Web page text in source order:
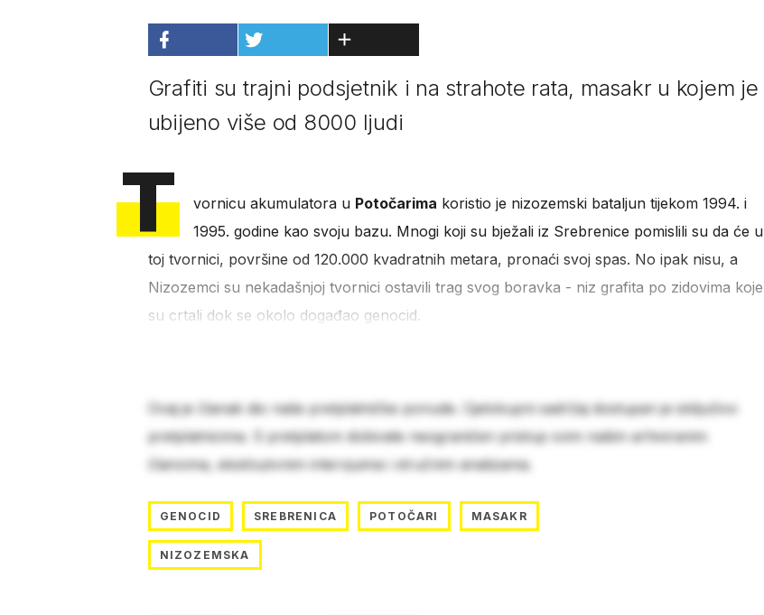
Grafiti su trajni podsjetnik i na strahote rata, masakr u kojem je
ubijeno više od 8000 ljudi
T vornicu akumulatora u Potočarima koristio je nizozemski bataljun tijekom 1994. i
1995. godine kao svoju bazu. Mnogi koji su bježali iz Srebrenice pomislili su da će u
toj tvornici, površine od 120.000 kvadratnih metara, pronaći svoj spas. No ipak nisu, a
Nizozemci su nekadašnjoj tvornici ostavili trag svog boravka - niz grafita po zidovima koje
su crtali dok se okolo događao genocid.
Ovaj je članak dio naše pretplatničke ponude. Cjelokupni sadržaj dostupan je isključivo
pretplatnicima. S pretplatom dobivate neograničen pristup svim našim arhiviranim
člancima, ekskluzivnim intervjuima i stručnim analizama.
GENOCID SREBRENICA POTOČARI MASAKR
NIZOZEMSKA